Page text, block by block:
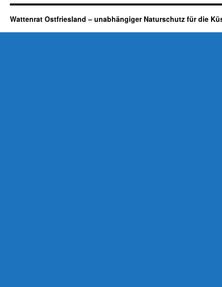
Wattenrat Ostfriesland – unabhängiger Naturschutz für die